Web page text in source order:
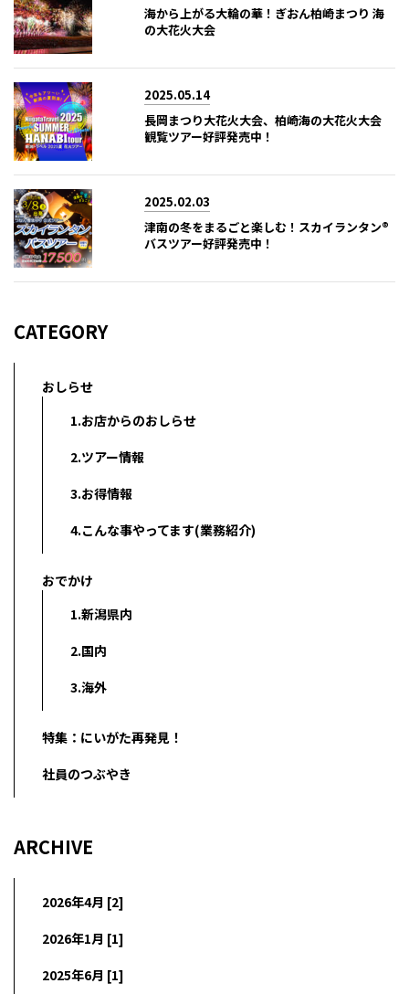
海から上がる大輪の華！ぎおん柏崎まつり 海
の大花火大会
2025.05.14
長岡まつり大花火大会、柏崎海の大花火大会
観覧ツアー好評発売中！
2025.02.03
津南の冬をまるごと楽しむ！スカイランタン®
バスツアー好評発売中！
CATEGORY
おしらせ
1.お店からのおしらせ
2.ツアー情報
3.お得情報
4.こんな事やってます(業務紹介)
おでかけ
1.新潟県内
2.国内
3.海外
特集：にいがた再発見！
社員のつぶやき
ARCHIVE
2026年4月 [2]
2026年1月 [1]
2025年6月 [1]